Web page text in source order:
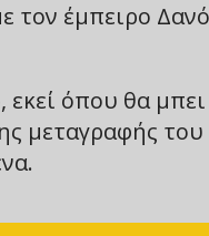
τον έμπειρο
όπου θα
μεταγραφής